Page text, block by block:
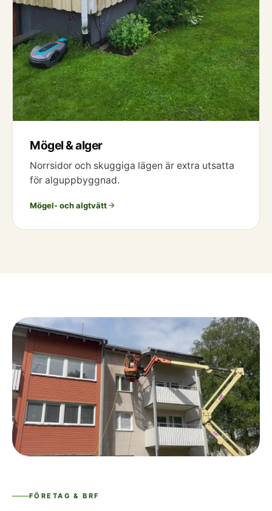
Mögel & alger
Norrsidor och skuggiga lägen är extra utsatta
för alguppbyggnad.
Mögel- och algtvätt
FÖRETAG & BRF